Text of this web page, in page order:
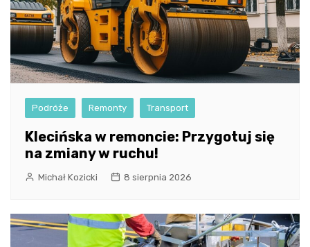
Podróże Remonty Transport
Klecińska w remoncie: Przygotuj się
na zmiany w ruchu!
Michał Kozicki 8 sierpnia 2026